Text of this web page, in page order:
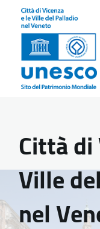
Città di
Ville
nel